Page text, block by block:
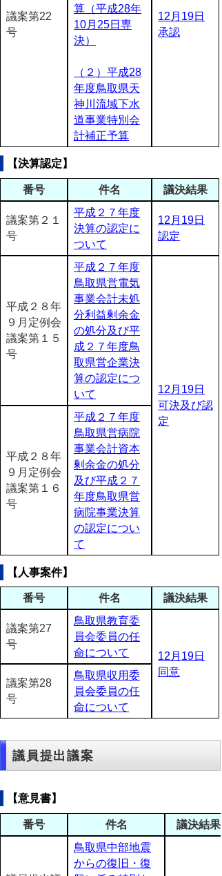
議案第22
号
算（平成28年
10月25日専
決）
（２）平成28
年度鳥取県天
神川流域下水
道事業特別会
計補正予算
12月19日
承認
【決算認定】
番号 件名 議決結果
議案第２１
号
平成２７年度
決算の認定に
ついて
12月19日
認定
平成２８年
９月定例会
議案第１５
号
平成２７年度
鳥取県営電気
事業会計未処
分利益剰余金
の処分及び平
成２７年度鳥
取県営企業決
算の認定につ
いて
12月19日
可決及び認
定
平成２８年
９月定例会
議案第１６
号
平成２７年度
鳥取県営病院
事業会計資本
剰余金の処分
及び平成２７
年度鳥取県営
病院事業決算
の認定につい
て
【人事案件】
番号 件名 議決結果
議案第27
号
鳥取県教育委
員会委員の任
命について
12月19日
同意
議案第28
号
鳥取県収用委
員会委員の任
命について
議員提出議案
【意見書】
番号 件名 議決結果
鳥取県中部地震
からの復旧・復